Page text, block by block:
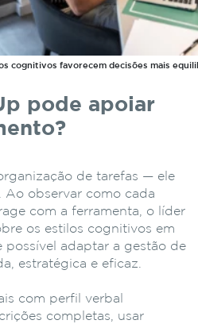
cognitivos favorecem decisões mais
pode apoiar
de tarefas — ele
Ao observar como cada
com a ferramenta, o líder
os estilos cognitivos em
possível adaptar a gestão de
estratégica e eficaz.
com perfil verbal
completas, usar